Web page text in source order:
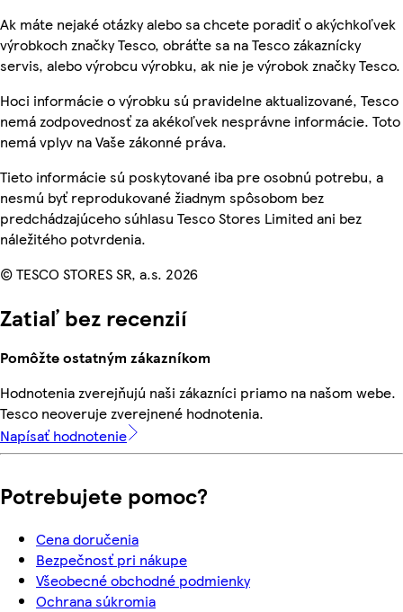
Ak máte nejaké otázky alebo sa chcete poradiť o akýchkoľvek
výrobkoch značky Tesco, obráťte sa na Tesco zákaznícky
servis, alebo výrobcu výrobku, ak nie je výrobok značky Tesco.
Hoci informácie o výrobku sú pravidelne aktualizované, Tesco
nemá zodpovednosť za akékoľvek nesprávne informácie. Toto
nemá vplyv na Vaše zákonné práva.
Tieto informácie sú poskytované iba pre osobnú potrebu, a
nesmú byť reprodukované žiadnym spôsobom bez
predchádzajúceho súhlasu Tesco Stores Limited ani bez
náležitého potvrdenia.
© TESCO STORES SR, a.s. 2026
Zatiaľ bez recenzií
Pomôžte ostatným zákazníkom
Hodnotenia zverejňujú naši zákazníci priamo na našom webe.
Tesco neoveruje zverejnené hodnotenia.
Napísať hodnotenie
Potrebujete pomoc?
Cena doručenia
Bezpečnosť pri nákupe
Všeobecné obchodné podmienky
Ochrana súkromia